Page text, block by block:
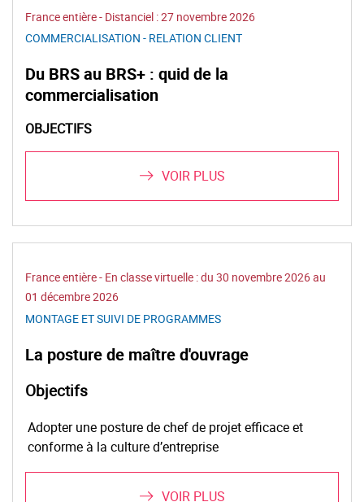
France entière - Distanciel :27 novembre 2026
COMMERCIALISATION - RELATION CLIENT
Du BRS au BRS+ : quid de la
commercialisation
OBJECTIFS
VOIR PLUS
France entière - En classe virtuelle : du 30 novembre 2026 au
01 décembre 2026
MONTAGE ET SUIVI DE PROGRAMMES
La posture de maître d'ouvrage
Objectifs
Adopter une posture de chef de projet efficace et
conforme à la culture d’entreprise
VOIR PLUS